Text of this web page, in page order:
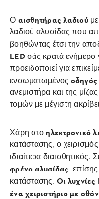
Ο αισθητήρας λαδιού
λαδιού αλυσίδας που
βοηθώντας έτσι την
LED σάς κρατά ενήμερο
προειδοποιεί για
ενσωματωμένος οδηγός
ανεμιστήρα και της
τομών με μέγιστη
Χάρη στο ηλεκτρονικό
κατάστασης, ο
ιδιαίτερα διαισθητικός.
φρένο αλυσίδας,
κατάστασης. Οι λυχνίες
ένα χειριστήριο με